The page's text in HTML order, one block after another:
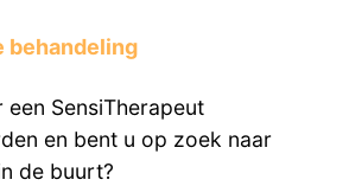
behandeling
SensiTherapeut
en bent u op zoek naar
de buurt?